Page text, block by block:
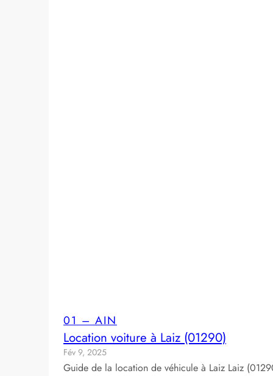
01 – AIN
Location voiture à Laiz (01290)
Fév 9, 2025
Guide de la location de véhicule à Laiz Laiz